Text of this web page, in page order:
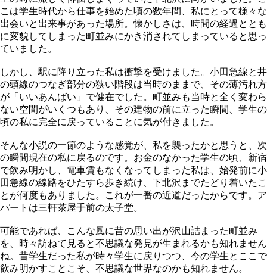
こは学生時代から仕事を始めた頃の数年間、私にとって様々な
出会いと出来事があった場所。懐かしさは、時間の経過ととも
に変貌してしまった町並みにかき消されてしまっていると思っ
ていました。
しかし、駅に降り立った私は衝撃を受けました。小田急線と井
の頭線のつなぎ部分の狭い階段は当時のままで、その薄汚れ方
が「いいあんばい」で健在でした。町並みも当時と全く変わら
ない空間がいくつもあり、その建物の前に立った瞬間、学生の
頃の私に完全に戻っていることに気が付きました。
そんな小説の一節のような感覚が、私を襲ったかと思うと、次
の瞬間現在の私に戻るのです。お金のなかった学生の頃、新宿
で飲み明かし、電車賃もなくなってしまった私は、始発前に小
田急線の線路をひたすら歩き続け、下北沢までたどり着いたこ
とが何度もありました。これが一番の近道だったからです。ア
パートは三軒茶屋手前の太子堂。
可能であれば、こんな風に昔の思い出が沢山詰まった町並み
を、時々訪ねて見ると不思議な発見が生まれるかも知れません
ね。昔学生だった私が時々学生に戻りつつ、今の学生とここで
飲み明かすことこそ、不思議な世界なのかも知れません。